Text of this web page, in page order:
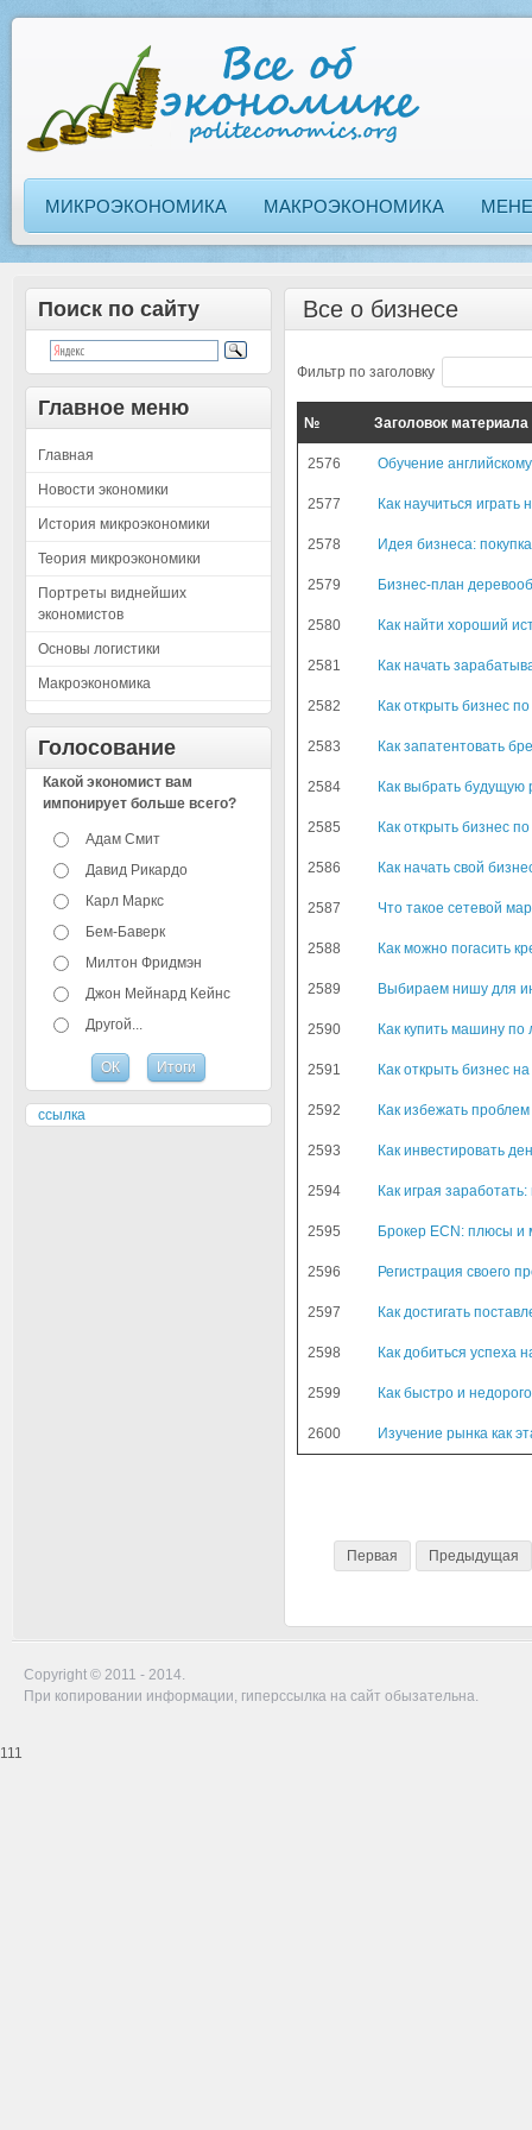
МИКРОЭКОНОМИКА МАКРОЭКОНОМИКА
Поиск по сайту
Главное меню
Главная
Новости экономики
История микроэкономики
Теория микроэкономики
Портреты виднейших
экономистов
Основы логистики
Макроэкономика
Голосование
Какой экономист вам
импонирует больше всего?
Адам Смит
Давид Рикардо
Карл Маркс
Бем-Баверк
Милтон Фридмэн
Джон Мейнард Кейнс
Другой...
ссылка
Все о бизнесе
Фильтр по заголовку
№ Заголовок материала
2576 Обучение
2577 Как научиться играть
2578 Идея бизнеса:
2579 Бизнес-план
2580 Как найти хороший
2581 Как начать
2582 Как открыть бизнес
2583 Как запатентовать
2584 Как выбрать будущую
2585 Как открыть бизнес
2586 Как начать свой
2587 Что такое сетевой
2588 Как можно погасить
2589 Выбираем нишу для
2590 Как купить машину по
2591 Как открыть бизнес
2592 Как избежать
2593 Как инвестировать
2594 Как играя
2595 Брокер ECN: плюсы и
2596 Регистрация своего
2597 Как достигать
2598 Как добиться успеха
2599 Как быстро и
2600 Изучение рынка как
Первая Предыдущая
Copyright © 2011 - 2014.
При копировании информации, гиперссылка на сайт обызательна.
111